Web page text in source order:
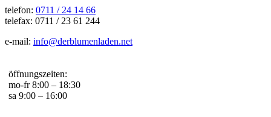
telefon: 0711 / 24 14 66
telefax: 0711 / 23 61 244
e-mail: info@derblumenladen.net
öffnungszeiten:
mo-fr 8:00 – 18:30
sa 9:00 – 16:00